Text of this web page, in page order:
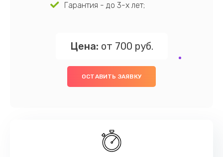
Гарантия - до 3-х лет;
Цена: от 700 руб.
ОСТАВИТЬ ЗАЯВКУ